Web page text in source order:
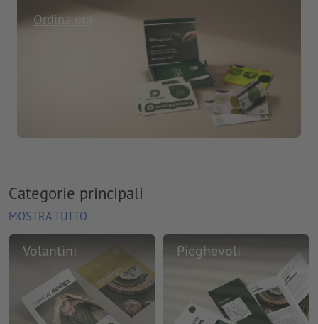
Ordina ora
Categorie principali
MOSTRA TUTTO
Volantini Pieghevoli